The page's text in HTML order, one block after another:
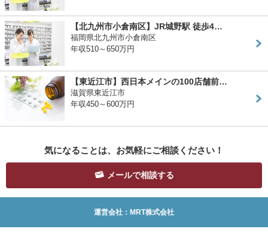
【北九州市小倉南区】JR城野駅 徒歩4…
福岡県北九州市小倉南区
年収510～650万円
【東近江市】西日本メインの100店舗前…
滋賀県東近江市
年収450～600万円
気になることは、お気軽にご相談ください！
メールで相談する
運営会社：MRT株式会社